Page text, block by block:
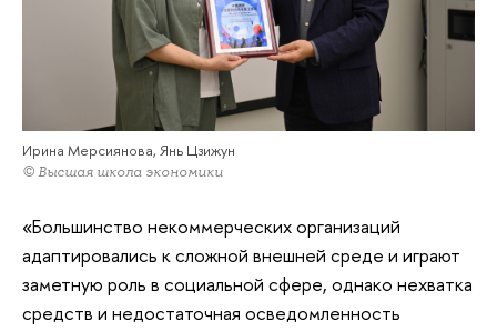
Ирина Мерсиянова, Янь Цзижун
© Высшая школа экономики
«Большинство некоммерческих организаций
адаптировались к сложной внешней среде и играют
заметную роль в социальной сфере, однако нехватка
средств и недостаточная осведомленность